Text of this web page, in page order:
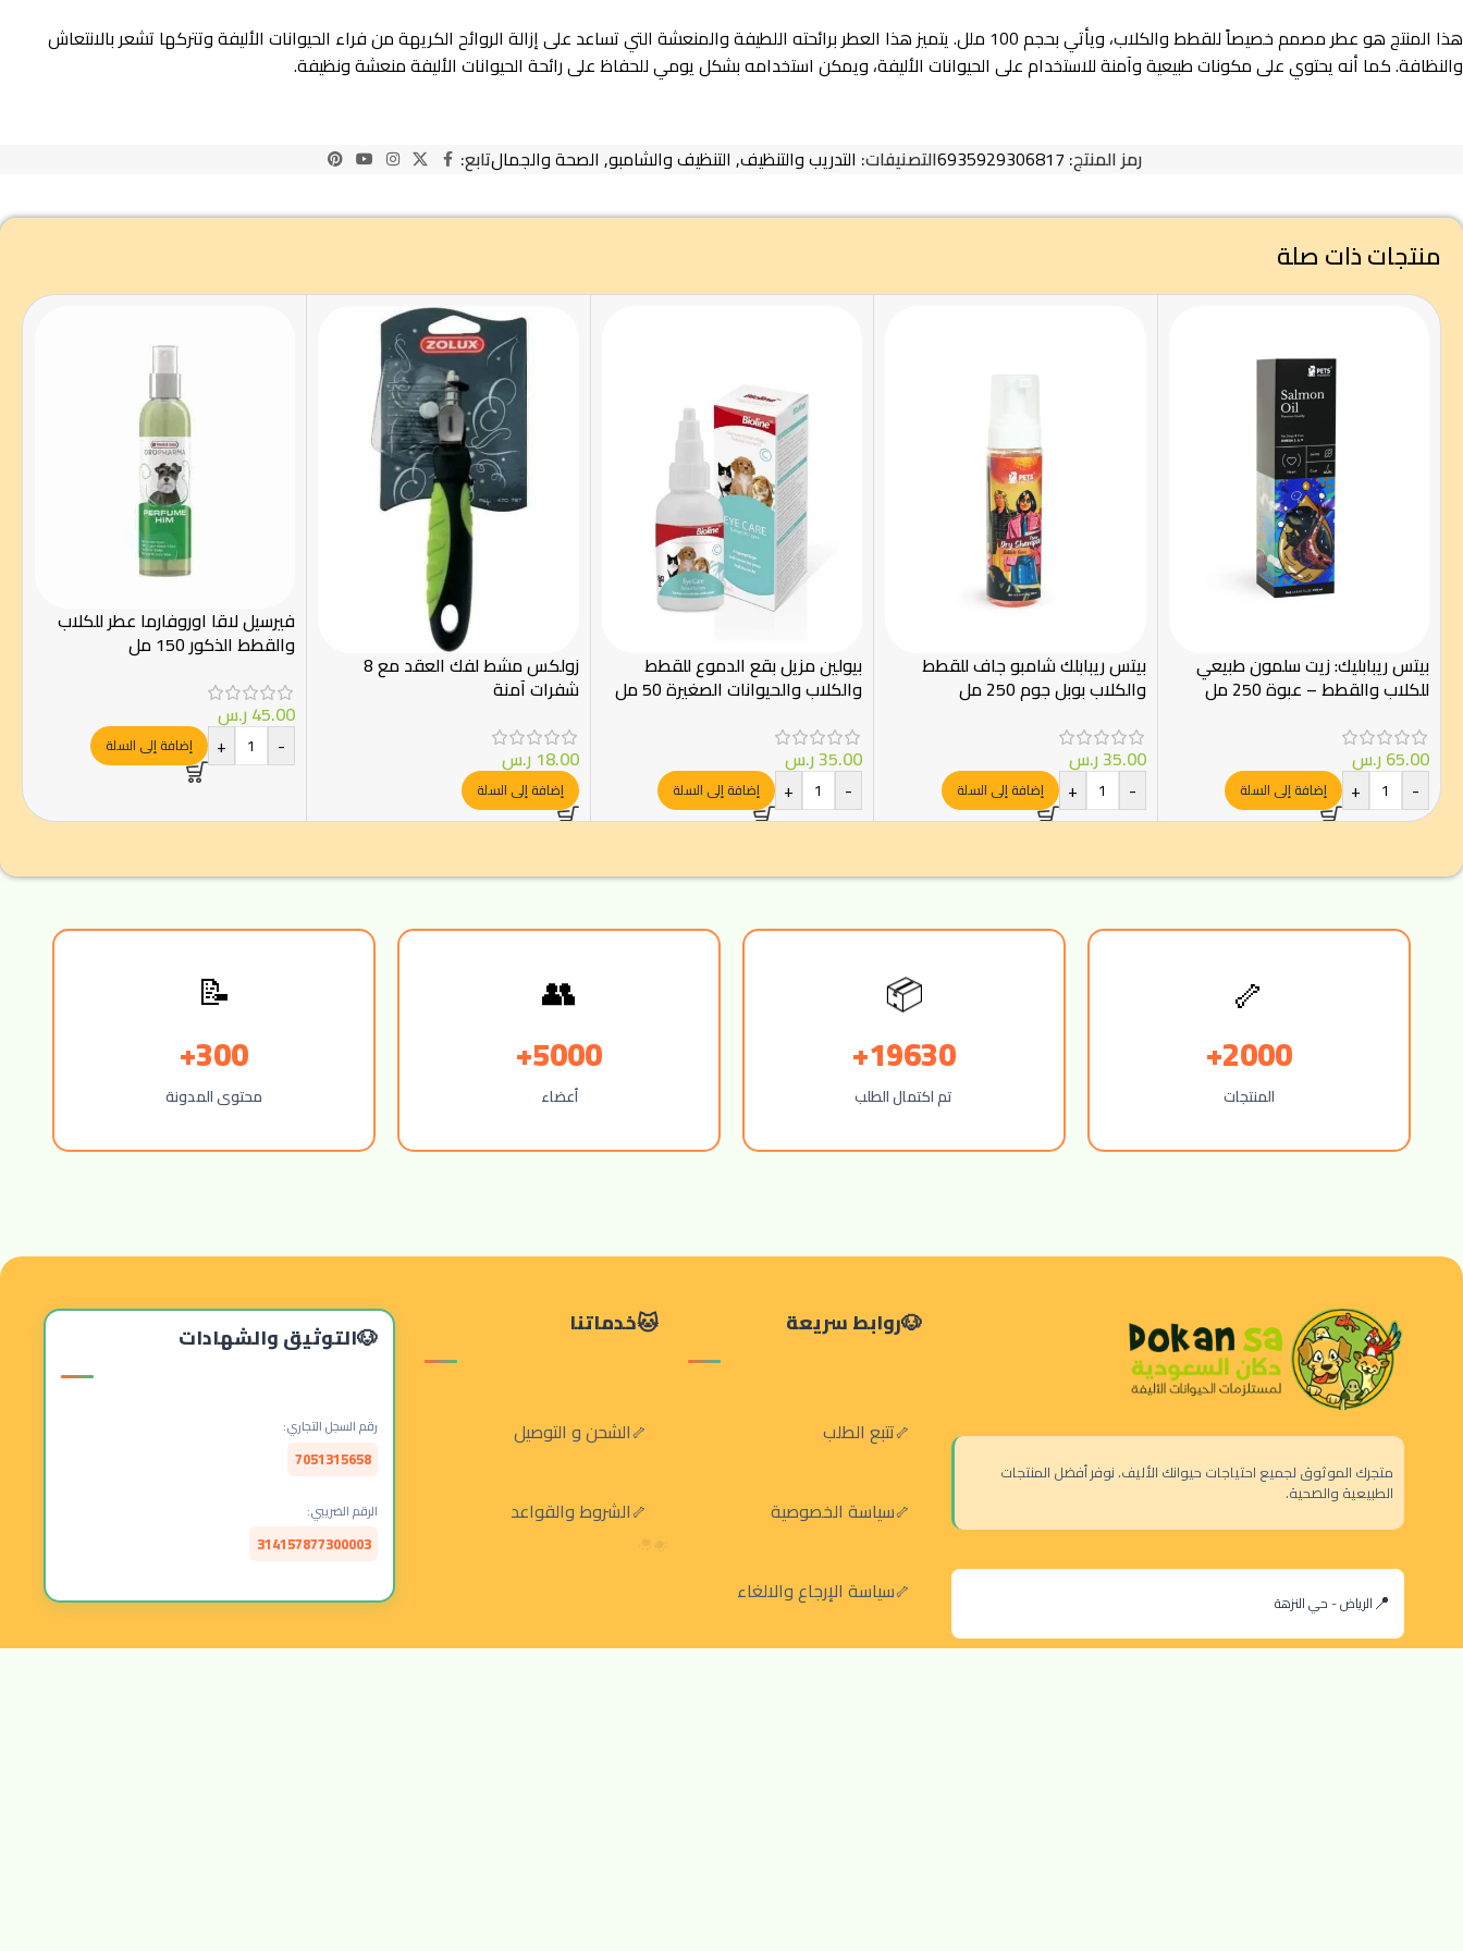
هذا المنتج هو عطر مصمم خصيصاً للقطط والكلاب، ويأتي بحجم 100 ملل. يتميز هذا العطر برائحته اللطيفة والمنعشة التي تساعد على إزالة الروائح الكريهة من فراء الحيوانات الأليفة وتتركها تشعر بالانتعاش
والنظافة. كما أنه يحتوي على مكونات طبيعية وآمنة للاستخدام على الحيوانات الأليفة، ويمكن استخدامه بشكل يومي للحفاظ على رائحة الحيوانات الأليفة منعشة ونظيفة.
رمز المنتج: 6935929306817التصنيفات: التدريب والتنظيف, التنظيف والشامبو, الصحة والجمالتابع:
منتجات ذات صلة
بيتس ريبابليك: زيت سلمون طبيعي
للكلاب والقطط – عبوة 250 مل
65.00ر.س
-
+ إضافة إلى السلة
بيتس ريبابلك شامبو جاف للقطط
والكلاب بوبل جوم 250 مل
35.00ر.س
-
+ إضافة إلى السلة
بيولين مزيل بقع الدموع للقطط
والكلاب والحيوانات الصغيرة 50 مل
35.00ر.س
-
+ إضافة إلى السلة
زولكس مشط لفك العقد مع 8
شفرات آمنة
18.00 ر.س
إضافة إلى السلة
فيرسيل لاقا اوروفارما عطر للكلاب
والقطط الذكور 150 مل
45.00ر.س
-
+ إضافة إلى السلة
🦴
2000+
المنتجات
📦
19630+
تم اكتمال الطلب
👥
5000+
أعضاء
📝
300+
محتوى المدونة
متجرك الموثوق لجميع احتياجات حيوانك الأليف. نوفر أفضل المنتجات
الطبيعية والصحية.
الرياض - حي النزهة
روابط سريعة
تتبع الطلب
سياسة الخصوصية
سياسة الإرجاع والالغاء
خدماتنا
الشحن و التوصيل
الشروط والقواعد
التوثيق والشهادات
رقم السجل التجاري:
7051315658
الرقم الضريبي:
314157877300003